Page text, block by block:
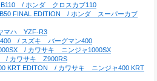
　/ ホンダ　クロスカブ110
FINAL EDITION　/ ホンダ　スーパーカブ
マハ　YZF-R3
　/ スズキ　バーグマン400
　/ カワサキ　ニンジャ1000SX
/ カワサキ　Z900RS
KRT EDITON　/ カワサキ　ニンジャ400 KRT